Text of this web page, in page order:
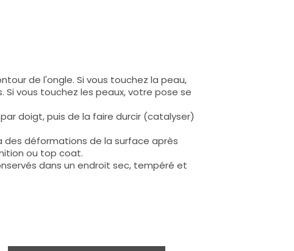
de l'ongle. Si vous touchez la peau,
vous touchez les peaux, votre pose se
doigt, puis de la faire durcir (catalyser)
déformations de la surface après
ou top coat.
dans un endroit sec, tempéré et